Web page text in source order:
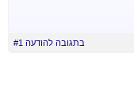
בתגובה להודעה #1